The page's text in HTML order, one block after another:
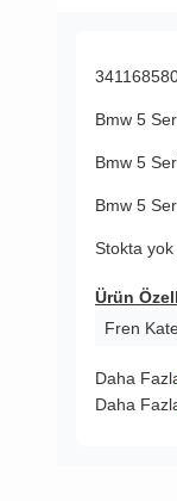
Bmw 5
Bmw 5
Bmw 5
Stokta
Ürün
Fren
Daha
Daha